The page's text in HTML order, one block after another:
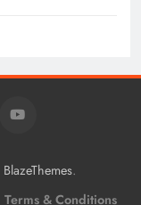
BlazeThemes.
Terms & Conditions